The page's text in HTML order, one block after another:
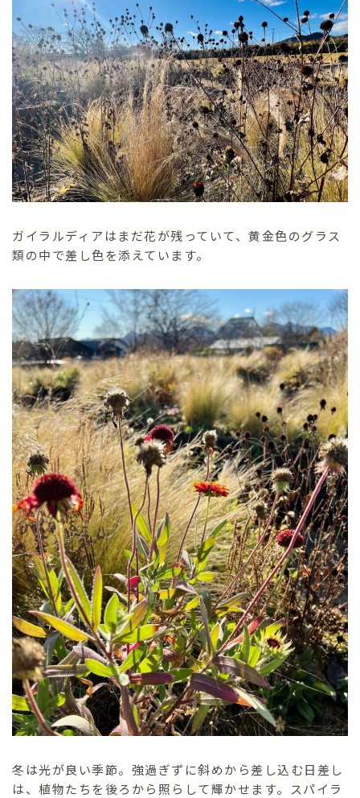
ガイラルディアはまだ花が残っていて、黄金色のグラス
類の中で差し色を添えています。
冬は光が良い季節。強過ぎずに斜めから差し込む日差し
は、植物たちを後ろから照らして輝かせます。スパイラ